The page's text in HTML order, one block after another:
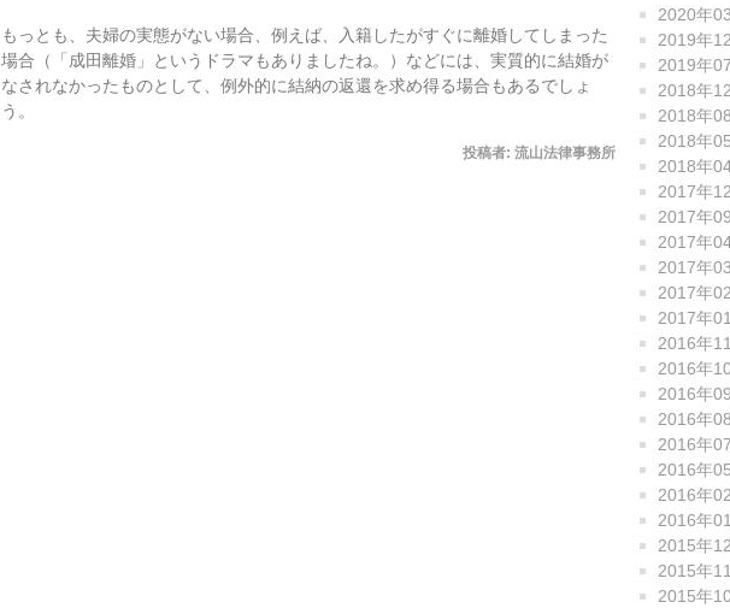
もっとも、夫婦の実態がない場合、例えば、入籍したがすぐに離婚してしまった
場合（「成田離婚」というドラマもありましたね。）などには、実質的に結婚が
なされなかったものとして、例外的に結納の返還を求め得る場合もあるでしょ
う。
投稿者: 流山法律事務所
2020年
2019年
2019年
2018年
2018年
2018年
2018年
2017年
2017年
2017年
2017年
2017年
2017年
2016年
2016年
2016年
2016年
2016年
2016年
2016年
2016年
2015年
2015年
2015年